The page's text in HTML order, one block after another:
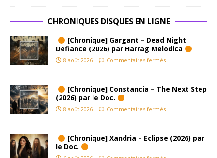
CHRONIQUES DISQUES EN LIGNE
[Chronique] Gargant – Dead Night
Defiance (2026) par Harrag Melodica
8 août 2026 Commentaires fermés
[Chronique] Constancia – The Next Step
(2026) par le Doc.
8 août 2026 Commentaires fermés
[Chronique] Xandria – Eclipse (2026) par
le Doc.